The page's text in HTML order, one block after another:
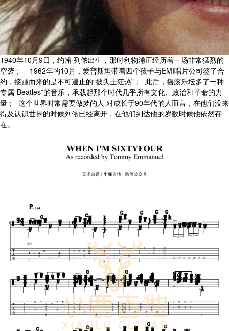
1940年10月9日，约翰·列侬出生，那时利物浦正经历着一场非常猛烈的
空袭； 1962年的10月，爱普斯坦带着四个孩子与EMI唱片公司签了合
约，接踵而来的是不可遏止的“披头士狂热”； 此后，摇滚乐坛多了一种
专属“Beatles”的音乐，承载起那个时代几乎所有文化、政治和革命的力
量； 这个世界时常需要做梦的人 对成长于90年代的人而言，在他们没来
得及认识世界的时候列侬已经离开，在他们到达他的岁数时候他依然存
在。